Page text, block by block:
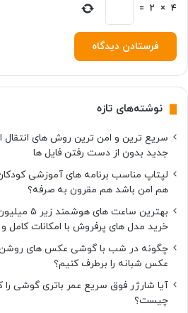
4
×
2
=
نوشته‌های تازه
سریع ترین و امن ترین روش های انتقال
جدید بدون از دست رفتن فایل ها
لپتاپ مناسب برنامه های آموزشی
هم امن باشد هم مقرون به صرفه؟
بهترین
خرید مدل های پرفروش با امکانات کامل و
چگونه در شب با گوشی عکس های روشن
عکس شبانه را برطرف کنیم؟
آیا شارژر فوق سریع عمر باتری گوشی
چیست؟